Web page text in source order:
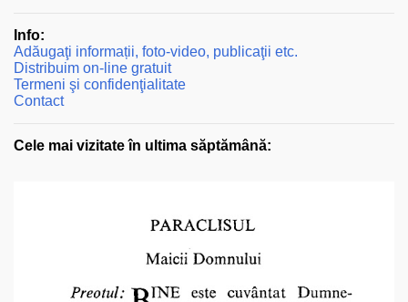
Info:
Adăugaţi informații, foto-video, publicaţii etc.
Distribuim on-line gratuit
Termeni şi confidenţialitate
Contact
Cele mai vizitate în ultima săptămână: